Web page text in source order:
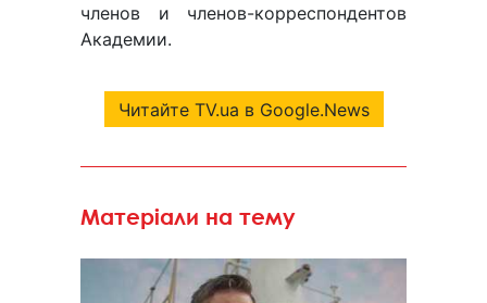
членов и членов-корреспондентов
Академии.
Читайте TV.ua в Google.News
Матеріали на тему